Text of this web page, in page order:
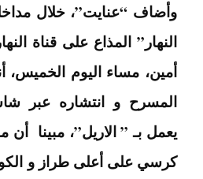
وأضاف “عنايت”، خلال
النهار” المذاع على قناة
أمين، مساء اليوم الخميس،
المسرح و انتشاره عبر
كرسي على أعلى طراز و